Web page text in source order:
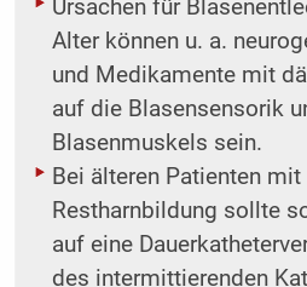
Ursachen für
Alter können u. a.
und Medikamente mit
auf die Blasensensorik
Blasenmuskels sein.
Bei älteren Patienten
Restharnbildung sollte
auf eine
des intermittierenden